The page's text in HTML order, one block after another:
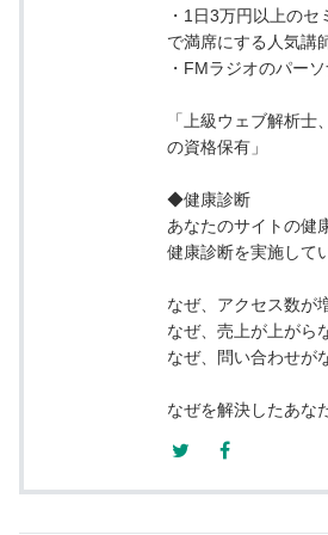
・1日3万円以上の
で満席にする人気講
・FMラジオのパー
「上級ウェブ解析士
の資格保有」
◆健康診断
あなたのサイトの健
健康診断を実施して
なぜ、アクセス数が
なぜ、売上が上がら
なぜ、問い合わせが
なぜを解決したあな